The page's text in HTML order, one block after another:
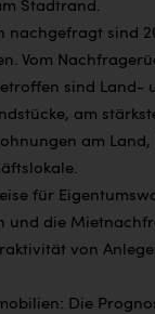
OÖ
Stadtrand.
nachgefragt sind
Vom
sind Land-
am
am
für
und die
von
Die